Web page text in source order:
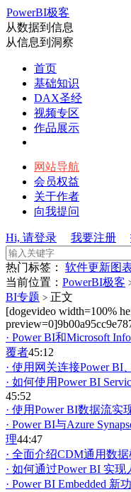
PowerBI极客
从数据到信息
从信息到洞察
首页
基础知识
DAX圣经
视频专区
作品展示
网站导航
会员权益
关于作者
向我提问
Hi, 请登录 我要注册
热门标签： 软件更新图
当前位置： PowerBI极客
BI专题 > 正文
[dogevideo width=100%
· Power BI和Microsoft
覆者45:12
· 使用网关连接Power BI
· 如何使用Power BI
45:52
· 使用Power BI数据流实
· Power BI与Azure
理44:47
· 全面介绍CDM通用数
· 如何通过Power BI 实
· Power BI Embedded 新